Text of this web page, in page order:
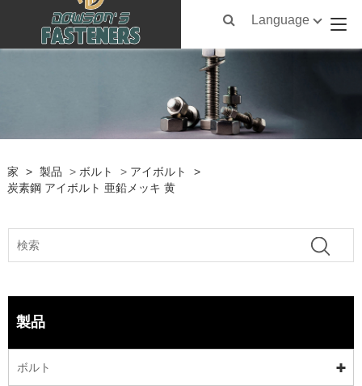
Language
家 > 製品 > ボルト > アイボルト
>
炭素鋼 アイボルト 亜鉛メッキ 黄
製品
ボルト